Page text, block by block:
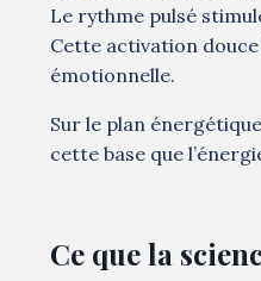
Le rythme pulsé
Cette activation
émotionnelle.
Sur le plan
cette base que
Ce que la